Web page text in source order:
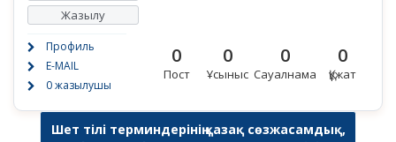
Жазылу
Профиль
E-MAIL
0 жазылушы
0
Пост
0
Ұсыныс
0
Сауалнама
0
Құжат
Шет тілі терминдерінің қазақ сөзжасамдық,